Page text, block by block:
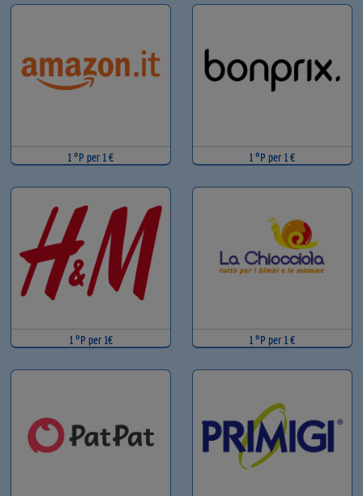
1 °P per 1 € 1 °P per 1 €
1 °P per 1€ 1 °P per 1 €